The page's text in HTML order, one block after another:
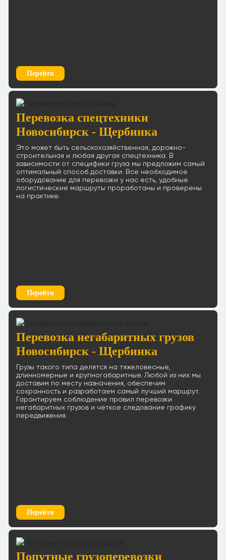
Перейти
Перевозка спецтехники
Новосибирск - Щербинка
Это может быть сельскохозяйственная, дорожно-
строительная и любая другая спецтехника. В
зависимости от специфики груза мы предложим самый
оптимальный способ доставки. Все необходимое
оборудование для перевозки у нас есть, удобные
логистические маршруты проработаны и проверены
на практике.
Перейти
Перевозка негабаритных грузов
Новосибирск - Щербинка
Грузы такого типа делятся на тяжеловесные,
длинномерные и крупногабаритные. Любой из них мы
доставим по месту назначения, обеспечим
сохранность и разработаем самый лучший маршрут.
Гарантируем соблюдение правил перевозки
негабаритных грузов и четкое следование графику
передвижения.
Перейти
Попутные грузоперевозки